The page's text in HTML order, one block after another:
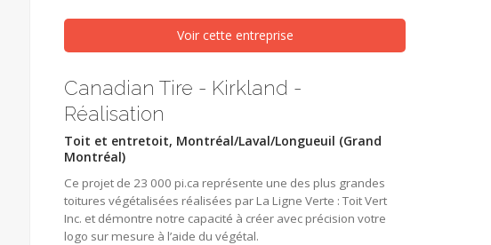
Voir cette entreprise
Canadian Tire - Kirkland -
Réalisation
Toit et entretoit, Montréal/Laval/Longueuil (Grand
Montréal)
Ce projet de 23 000 pi.ca représente une des plus grandes
toitures végétalisées réalisées par La Ligne Verte : Toit Vert
Inc. et démontre notre capacité à créer avec précision votre
logo sur mesure à l’aide du végétal.